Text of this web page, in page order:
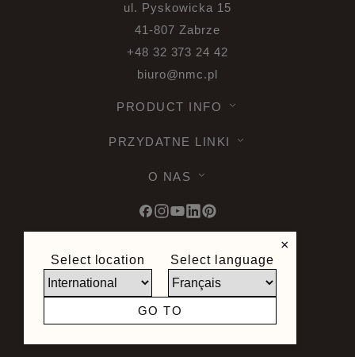
ul. Pyskowicka 15
41-807 Zabrze
+48 32 373 24 42
biuro@nmc.pl
PRODUCT INFO
PRZYDATNE LINKI
O NAS
© 2026 Noel & Marquet. Wszelkie prawa
zastrzeżone -Ochrona danych RODO -
Warunki używania -Ograniczenie
odpowiedzialności -
Strona stworzona przez
×
Select location Select language
GO TO